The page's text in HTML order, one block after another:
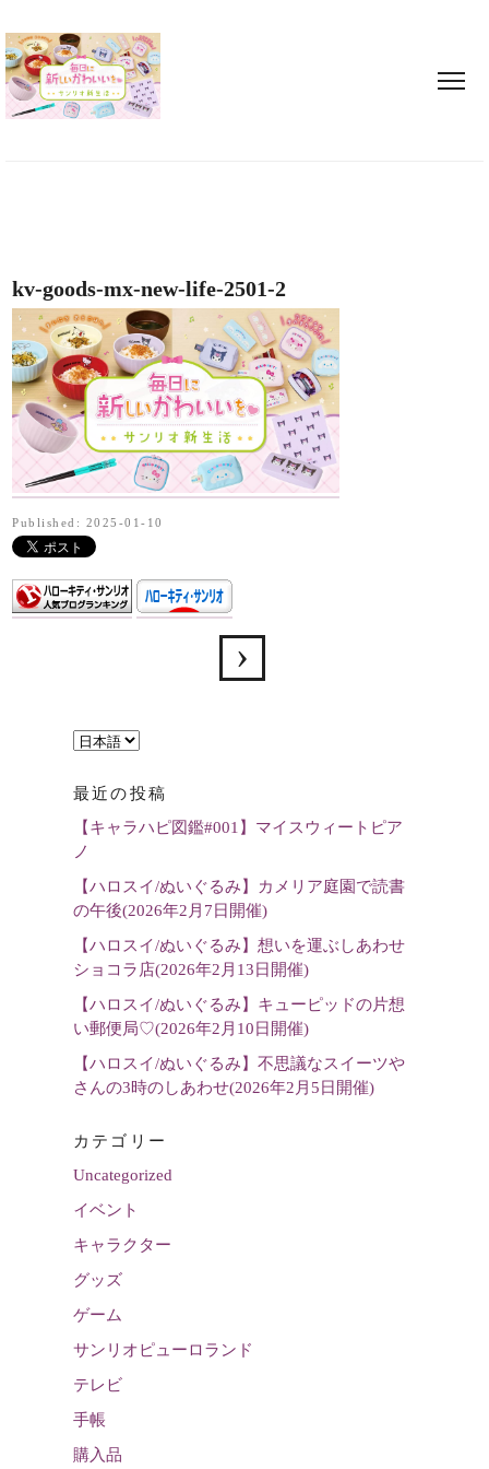
kv-goods-mx-new-life-2501-2
Published: 2025-01-10
言
を
選
最近の投稿
【キャラハピ図鑑#001】マイスウィートピア
ノ
【ハロスイ/ぬいぐるみ】カメリア庭園で読書
の午後(2026年2月7日開催)
【ハロスイ/ぬいぐるみ】想いを運ぶしあわせ
ショコラ店(2026年2月13日開催)
【ハロスイ/ぬいぐるみ】キューピッドの片想
い郵便局♡(2026年2月10日開催)
【ハロスイ/ぬいぐるみ】不思議なスイーツや
さんの3時のしあわせ(2026年2月5日開催)
カテゴリー
Uncategorized
イベント
キャラクター
グッズ
ゲーム
サンリオピューロランド
テレビ
手帳
購入品